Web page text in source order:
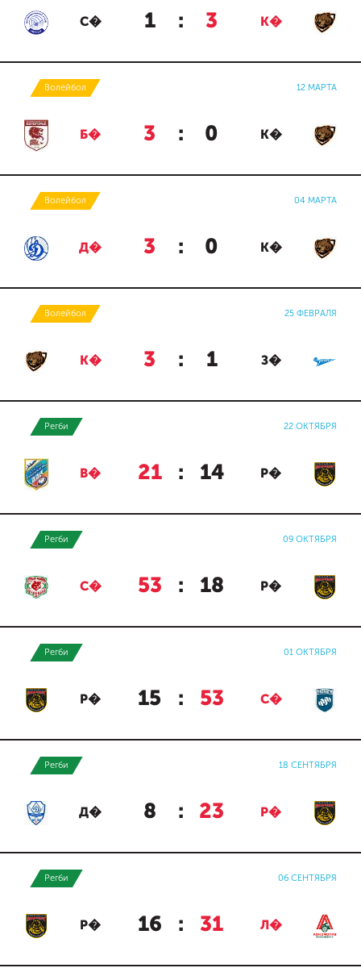
С� 1 : 3 К�
Волейбол 12 МАРТА
Б� 3 : 0 К�
Волейбол 04 МАРТА
Д� 3 : 0 К�
Волейбол 25 ФЕВРАЛЯ
К� 3 : 1 З�
Регби 22 ОКТЯБРЯ
В� 21 : 14 Р�
Регби 09 ОКТЯБРЯ
С� 53 : 18 Р�
Регби 01 ОКТЯБРЯ
Р� 15 : 53 С�
Регби 18 СЕНТЯБРЯ
Д� 8 : 23 Р�
Регби 06 СЕНТЯБРЯ
Р� 16 : 31 Л�